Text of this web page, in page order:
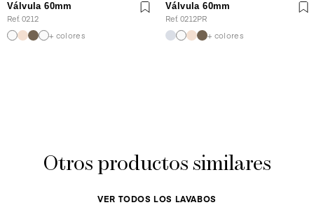
Válvula 60mm
Ref. 0212
+ colores
Válvula 60mm
Ref. 0212PR
+ colores
Otros productos similares
VER TODOS LOS LAVABOS